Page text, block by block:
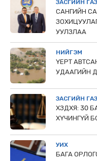
ЗАСГИЙН
САНГИЙН
УУЛЗЛАА
НИЙГЭМ
ҮЕРТ
УДААГИЙН
ЗАСГИЙН
ХЗДХЯ: 30
ХҮЧИНГҮЙ
УИХ
БАГА